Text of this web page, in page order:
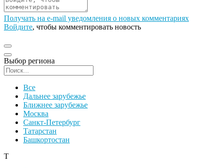
Получать на e‑mail уведомления о новых комментариях
Войдите, чтобы комментировать новость
Выбор региона
Все
Дальнее зарубежье
Ближнее зарубежье
Москва
Санкт-Петербург
Татарстан
Башкортостан
Т